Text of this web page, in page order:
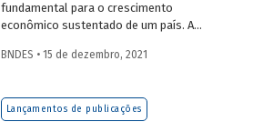
fundamental para o crescimento
econômico sustentado de um país. A
concessões rodoviárias começaram a ser
sem comprometer os investimentos no
setor. Saiba mais sobre os diferentes
BNDES • 15 de dezembro, 2021
Lançamentos de publicações